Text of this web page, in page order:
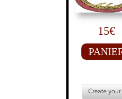
15€
Create